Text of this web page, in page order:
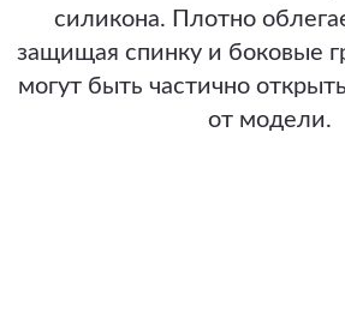
силикона. Плотно
защищая спинку и боковые
могут быть частично
от модели.